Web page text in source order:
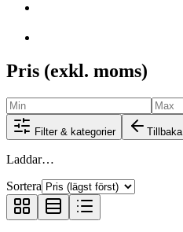
Pris (exkl. moms)
Filter & kategorier Tillbaka
Laddar…
Sortera